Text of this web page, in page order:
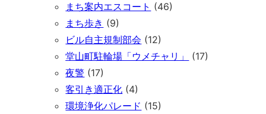
まち案内エスコート (46)
まち歩き (9)
ビル自主規制部会 (12)
堂山町駐輪場「ウメチャリ」
(17)
夜警 (17)
客引き適正化 (4)
環境浄化パレード (15)